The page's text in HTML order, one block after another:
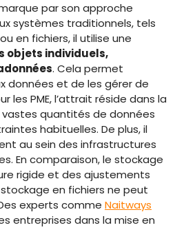
par son approche
systèmes traditionnels, tels
en fichiers, il utilise une
objets individuels,
. Cela permet
données et de les gérer de
les PME, l’attrait réside dans la
quantités de données
habituelles. De plus, il
au sein des infrastructures
En comparaison, le stockage
rigide et des ajustements
en fichiers ne peut
experts comme Naitways
entreprises dans la mise en